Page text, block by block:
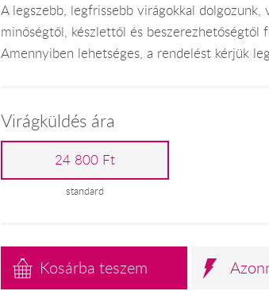
A legszebb, legfrissebb virágokkal
minőségtől, készlettől és beszerezhetőségtől
Amennyiben lehetséges, a rendelést kérjük
Virágküldés ára
24 800 Ft
standard
Kosárba teszem